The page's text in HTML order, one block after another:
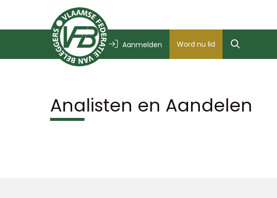
Aanmelden Word nu lid
Analisten en Aandelen